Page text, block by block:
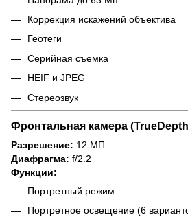
Коррекция искажений объектива
Геотеги
Серийная съемка
HEIF и JPEG
Стереозвук
Фронтальная камера
Разрешение: 12 МП
Диафрагма: f/2.2
Функции:
Портретный режим
Портретное освещение (6